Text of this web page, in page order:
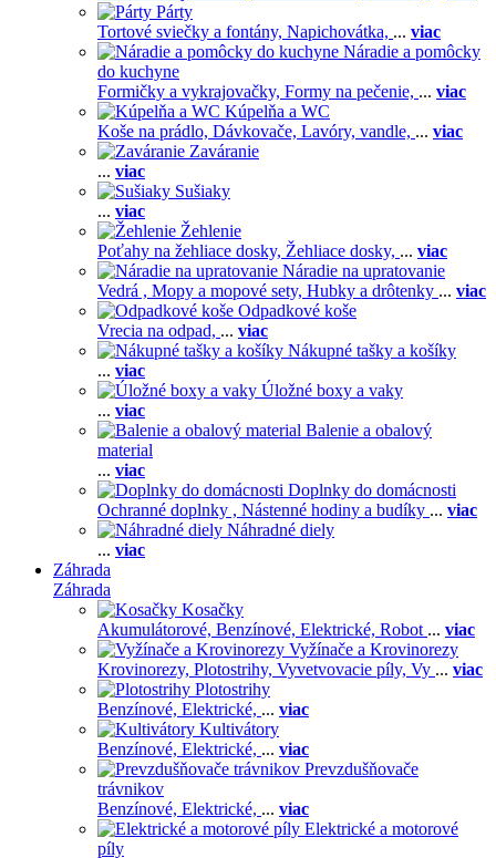
Párty
Tortové sviečky a fontány, Napichovátka, ... viac
Náradie a pomôcky
do kuchyne
Formičky a vykrajovačky, Formy na pečenie, ... viac
Kúpelňa a WC
Koše na prádlo, Dávkovače, Lavóry, vandle, ... viac
Zaváranie
... viac
Sušiaky
... viac
Žehlenie
Poťahy na žehliace dosky, Žehliace dosky, ... viac
Náradie na upratovanie
Vedrá , Mopy a mopové sety, Hubky a drôtenky ... viac
Odpadkové koše
Vrecia na odpad, ... viac
Nákupné tašky a košíky
... viac
Úložné boxy a vaky
... viac
Balenie a obalový
material
... viac
Doplnky do domácnosti
Ochranné doplnky , Nástenné hodiny a budíky ... viac
Náhradné diely
... viac
Záhrada
Záhrada
Kosačky
Akumulátorové, Benzínové, Elektrické, Robot ... viac
Vyžínače a Krovinorezy
Krovinorezy, Plotostrihy, Vyvetvovacie píly, Vy ... viac
Plotostrihy
Benzínové, Elektrické, ... viac
Kultivátory
Benzínové, Elektrické, ... viac
Prevzdušňovače
trávnikov
Benzínové, Elektrické, ... viac
Elektrické a motorové
píly